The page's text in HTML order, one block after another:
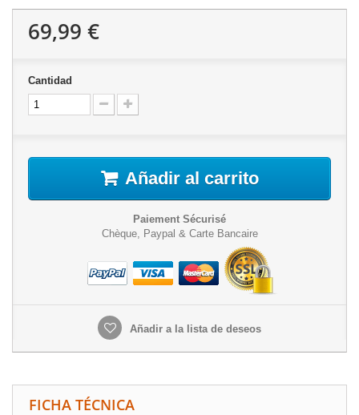
69,99 €
Cantidad
Añadir al carrito
Paiement Sécurisé
Chèque, Paypal & Carte Bancaire
Añadir a la lista de deseos
FICHA TÉCNICA